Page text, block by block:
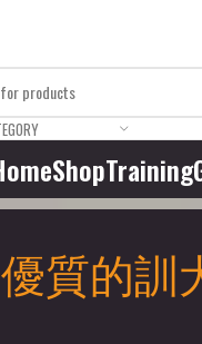
ShopTraining
質的訓